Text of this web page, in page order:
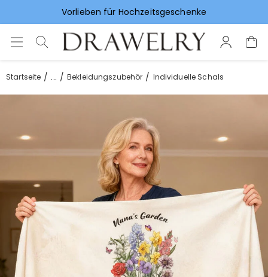
Vorlieben für Hochzeitsgeschenke
Startseite ... Bekleidungszubehör Individuelle Schals